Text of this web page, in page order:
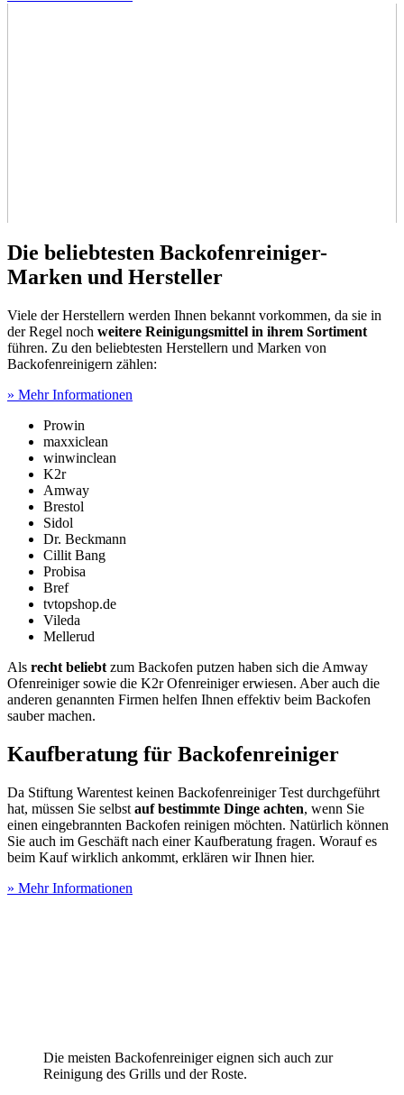
Die beliebtesten Backofenreiniger-
Marken und Hersteller
Viele der Herstellern werden Ihnen bekannt vorkommen, da sie in
der Regel noch weitere Reinigungsmittel in ihrem Sortiment
führen. Zu den beliebtesten Herstellern und Marken von
Backofenreinigern zählen:
» Mehr Informationen
Prowin
maxxiclean
winwinclean
K2r
Amway
Brestol
Sidol
Dr. Beckmann
Cillit Bang
Probisa
Bref
tvtopshop.de
Vileda
Mellerud
Als recht beliebt zum Backofen putzen haben sich die Amway
Ofenreiniger sowie die K2r Ofenreiniger erwiesen. Aber auch die
anderen genannten Firmen helfen Ihnen effektiv beim Backofen
sauber machen.
Kaufberatung für Backofenreiniger
Da Stiftung Warentest keinen Backofenreiniger Test durchgeführt
hat, müssen Sie selbst auf bestimmte Dinge achten, wenn Sie
einen eingebrannten Backofen reinigen möchten. Natürlich können
Sie auch im Geschäft nach einer Kaufberatung fragen. Worauf es
beim Kauf wirklich ankommt, erklären wir Ihnen hier.
» Mehr Informationen
Die meisten Backofenreiniger eignen sich auch zur
Reinigung des Grills und der Roste.